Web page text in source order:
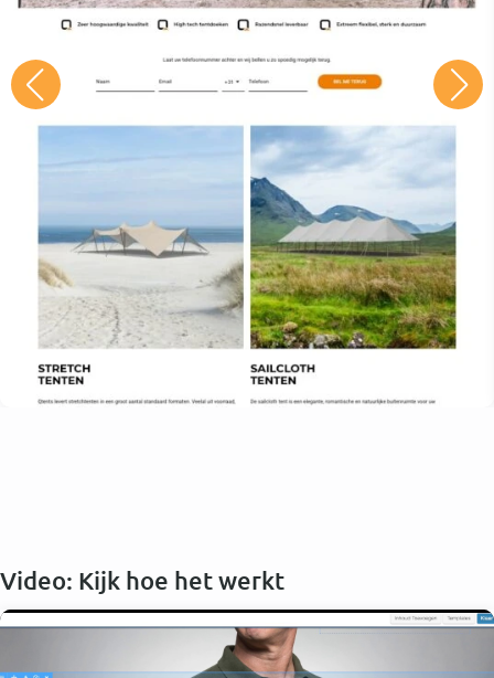
Video: Kijk hoe het werkt